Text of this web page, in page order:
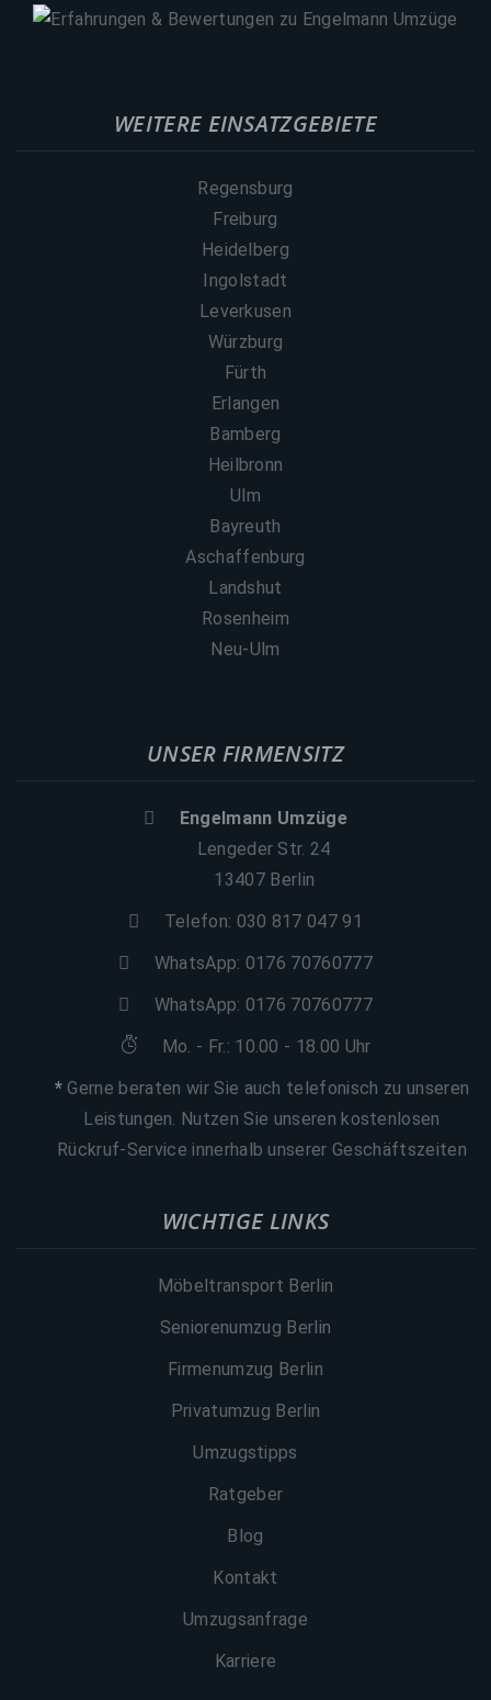
WEITERE EINSATZGEBIETE
Regensburg
Freiburg
Heidelberg
Ingolstadt
Leverkusen
Würzburg
Fürth
Erlangen
Bamberg
Heilbronn
Ulm
Bayreuth
Aschaffenburg
Landshut
Rosenheim
Neu-Ulm
UNSER FIRMENSITZ
Engelmann Umzüge
Lengeder Str. 24
13407 Berlin
Telefon: 030 817 047 91
WhatsApp: 0176 70760777
WhatsApp: 0176 70760777
Mo. - Fr.: 10.00 - 18.00 Uhr
*Gerne beraten wir Sie auch telefonisch zu unseren
Leistungen. Nutzen Sie unseren kostenlosen
Rückruf-Service innerhalb unserer Geschäftszeiten
WICHTIGE LINKS
Möbeltransport Berlin
Seniorenumzug Berlin
Firmenumzug Berlin
Privatumzug Berlin
Umzugstipps
Ratgeber
Blog
Kontakt
Umzugsanfrage
Karriere